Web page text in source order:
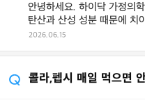
안녕하세요. 하이닥 가정의
탄산과 산성 성분 때문에 치
헹구는 습관은 도움이 되지만
2026.06.15
콜라,펩시 매일 먹으면